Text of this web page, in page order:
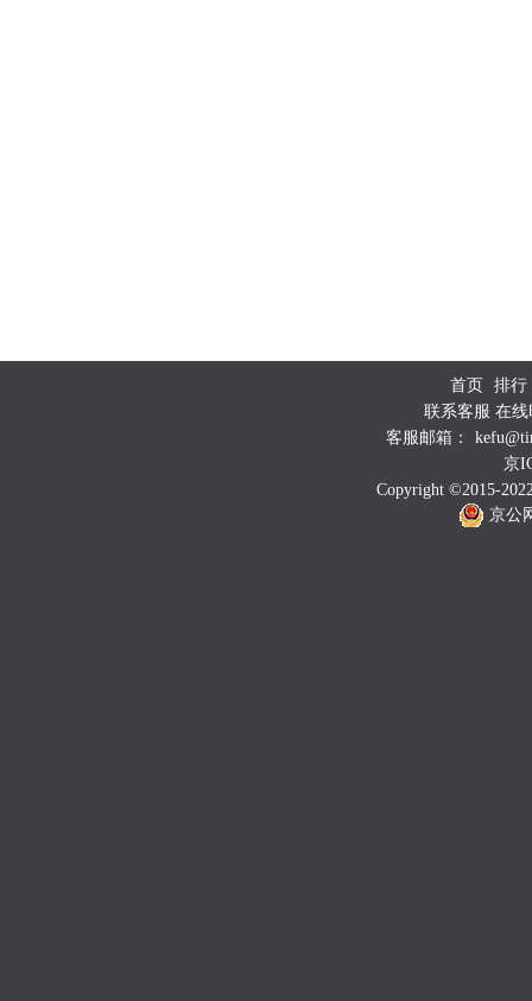
首页
排行
联系客服 在线
客服邮箱：
京
Copyright ©2015-
京公